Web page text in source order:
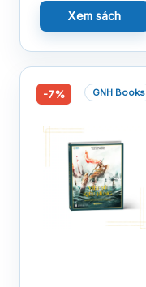
Xem sách
-7% GNH Books